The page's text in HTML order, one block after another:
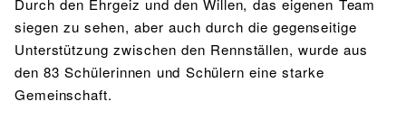
Durch den Ehrgeiz und den Willen, das eigenen Team
siegen zu sehen, aber auch durch die gegenseitige
Unterstützung zwischen den Rennställen, wurde aus
den 83 Schülerinnen und Schülern eine starke
Gemeinschaft.